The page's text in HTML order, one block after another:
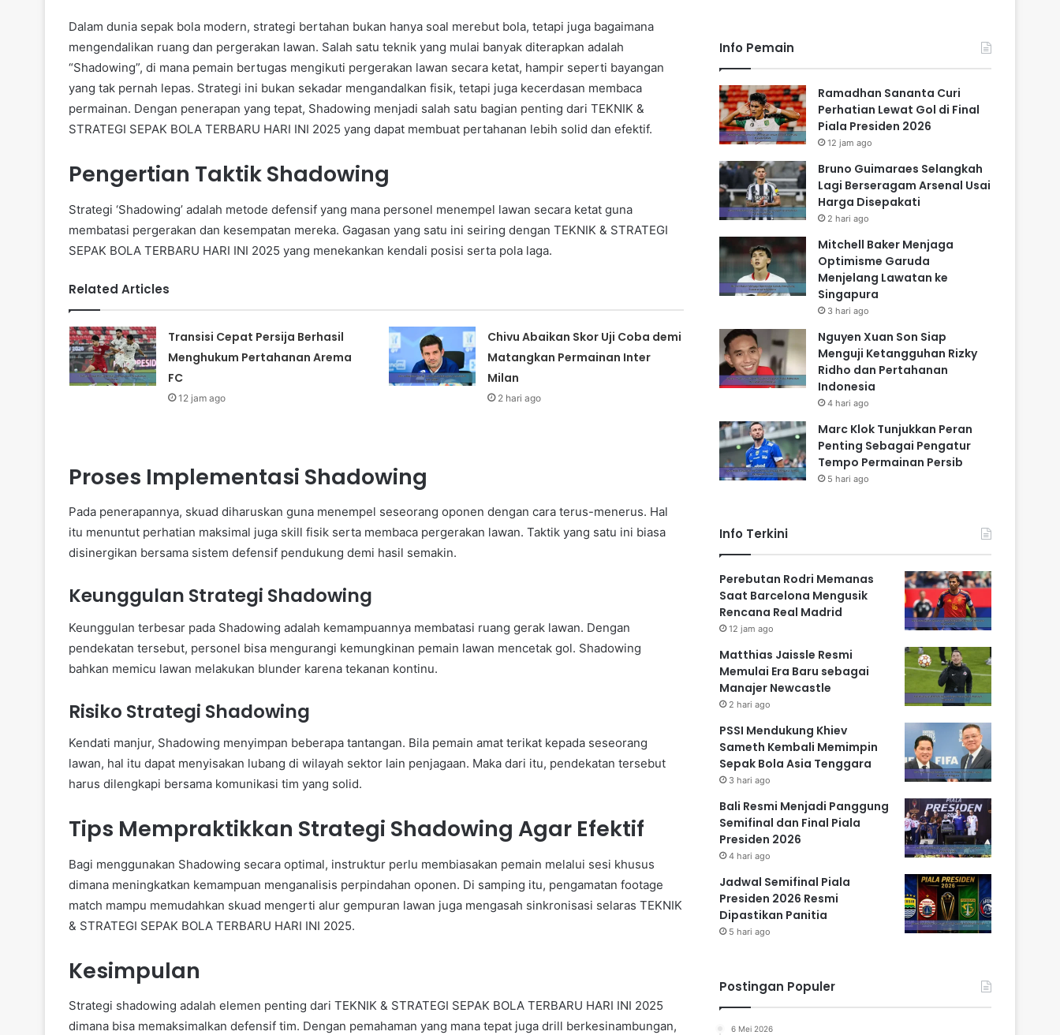
Dalam dunia sepak bola modern, strategi bertahan bukan hanya soal merebut bola, tetapi juga bagaimana
mengendalikan ruang dan pergerakan lawan. Salah satu teknik yang mulai banyak diterapkan adalah
“Shadowing”, di mana pemain bertugas mengikuti pergerakan lawan secara ketat, hampir seperti bayangan
yang tak pernah lepas. Strategi ini bukan sekadar mengandalkan fisik, tetapi juga kecerdasan membaca
permainan. Dengan penerapan yang tepat, Shadowing menjadi salah satu bagian penting dari TEKNIK &
STRATEGI SEPAK BOLA TERBARU HARI INI 2025 yang dapat membuat pertahanan lebih solid dan efektif.
Pengertian Taktik Shadowing
Strategi ‘Shadowing’ adalah metode defensif yang mana personel menempel lawan secara ketat guna
membatasi pergerakan dan kesempatan mereka. Gagasan yang satu ini seiring dengan TEKNIK & STRATEGI
SEPAK BOLA TERBARU HARI INI 2025 yang menekankan kendali posisi serta pola laga.
Related Articles
Transisi Cepat Persija Berhasil
Menghukum Pertahanan Arema
FC
12 jam ago
Chivu Abaikan Skor Uji Coba demi
Matangkan Permainan Inter
Milan
2 hari ago
Proses Implementasi Shadowing
Pada penerapannya, skuad diharuskan guna menempel seseorang oponen dengan cara terus-menerus. Hal
itu menuntut perhatian maksimal juga skill fisik serta membaca pergerakan lawan. Taktik yang satu ini biasa
disinergikan bersama sistem defensif pendukung demi hasil semakin.
Keunggulan Strategi Shadowing
Keunggulan terbesar pada Shadowing adalah kemampuannya membatasi ruang gerak lawan. Dengan
pendekatan tersebut, personel bisa mengurangi kemungkinan pemain lawan mencetak gol. Shadowing
bahkan memicu lawan melakukan blunder karena tekanan kontinu.
Risiko Strategi Shadowing
Kendati manjur, Shadowing menyimpan beberapa tantangan. Bila pemain amat terikat kepada seseorang
lawan, hal itu dapat menyisakan lubang di wilayah sektor lain penjagaan. Maka dari itu, pendekatan tersebut
harus dilengkapi bersama komunikasi tim yang solid.
Tips Mempraktikkan Strategi Shadowing Agar Efektif
Bagi menggunakan Shadowing secara optimal, instruktur perlu membiasakan pemain melalui sesi khusus
dimana meningkatkan kemampuan menganalisis perpindahan oponen. Di samping itu, pengamatan footage
match mampu memudahkan skuad mengerti alur gempuran lawan juga mengasah sinkronisasi selaras TEKNIK
& STRATEGI SEPAK BOLA TERBARU HARI INI 2025.
Kesimpulan
Strategi shadowing adalah elemen penting dari TEKNIK & STRATEGI SEPAK BOLA TERBARU HARI INI 2025
dimana bisa memaksimalkan defensif tim. Dengan pemahaman yang mana tepat juga drill berkesinambungan,
Info Pemain
Ramadhan Sananta Curi
Perhatian Lewat Gol di Final
Piala Presiden 2026
12 jam ago
Bruno Guimaraes Selangkah
Lagi Berseragam Arsenal Usai
Harga Disepakati
2 hari ago
Mitchell Baker Menjaga
Optimisme Garuda
Menjelang Lawatan ke
Singapura
3 hari ago
Nguyen Xuan Son Siap
Menguji Ketangguhan Rizky
Ridho dan Pertahanan
Indonesia
4 hari ago
Marc Klok Tunjukkan Peran
Penting Sebagai Pengatur
Tempo Permainan Persib
5 hari ago
Info Terkini
Perebutan Rodri Memanas
Saat Barcelona Mengusik
Rencana Real Madrid
12 jam ago
Matthias Jaissle Resmi
Memulai Era Baru sebagai
Manajer Newcastle
2 hari ago
PSSI Mendukung Khiev
Sameth Kembali Memimpin
Sepak Bola Asia Tenggara
3 hari ago
Bali Resmi Menjadi Panggung
Semifinal dan Final Piala
Presiden 2026
4 hari ago
Jadwal Semifinal Piala
Presiden 2026 Resmi
Dipastikan Panitia
5 hari ago
Postingan Populer
6 Mei 2026